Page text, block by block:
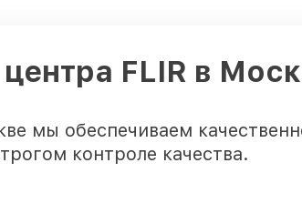
FLIR в
мы обеспечиваем
контроле качества.